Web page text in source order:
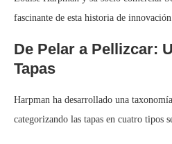
fascinante de esta historia de
De Pelar a Pellizcar:
Tapas
Harpman ha desarrollado una
categorizando las tapas en cuatro tipos